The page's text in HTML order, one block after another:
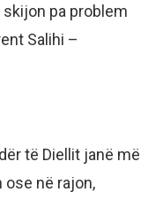
pa problem
Salihi –
të Diellit janë më
ose në rajon,